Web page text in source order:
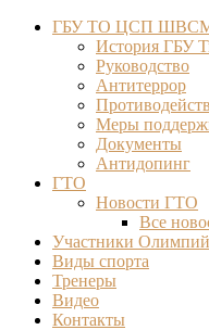
ГБУ ТО ЦСП
История ГБУ
Руководство
Антитеррор
Меры
Документы
Антидопинг
ГТО
Новости ГТО
Все
Участники
Виды спорта
Тренеры
Видео
Контакты